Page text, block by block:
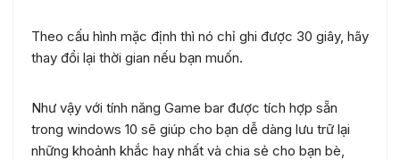
Theo cấu hình mặc định thì nó chỉ ghi được 30 giây, hãy
thay đổi lại thời gian nếu bạn muốn.
Như vậy với tính năng Game bar được tích hợp sẵn
trong windows 10 sẽ giúp cho bạn dễ dàng lưu trữ lại
những khoảnh khắc hay nhất và chia sẻ cho bạn bè,